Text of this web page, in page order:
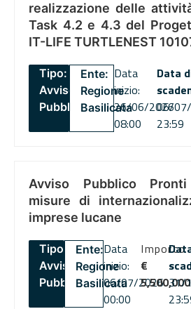
realizzazione delle
Task 4.2 e 4.3 del
IT-LIFE TURTLENEST
Tipo:
Avviso
Pubblico
Ente:
Regione
Basilicata
Data
inizio:
26/06/2026
08:00
Data
06/
23:59
Avviso Pubblico
misure di
imprese lucane
Tipo:
Avviso
Pubblico
Ente:
Regione
Basilicata
Data
inizio:
06/07/2026
00:00
Importo
€
5,500,000
31/